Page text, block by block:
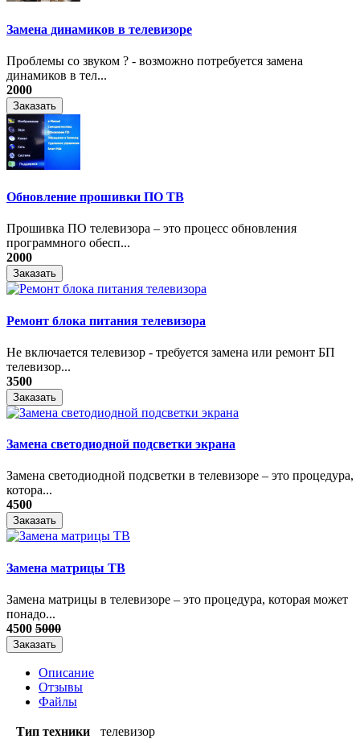
Замена динамиков в телевизоре
Проблемы со звуком ? - возможно потребуется замена
динамиков в тел...
2000
Заказать
Обновление прошивки ПО ТВ
Прошивка ПО телевизора – это процесс обновления
программного обесп...
2000
Заказать
Ремонт блока питания телевизора
Не включается телевизор - требуется замена или ремонт БП
телевизор...
3500
Заказать
Замена светодиодной подсветки экрана
Замена светодиодной подсветки в телевизоре – это процедура,
котора...
4500
Заказать
Замена матрицы ТВ
​Замена матрицы в телевизоре – это процедура, которая может
понадо...
4500 5000
Заказать
Описание
Отзывы
Файлы
Тип техники
телевизор